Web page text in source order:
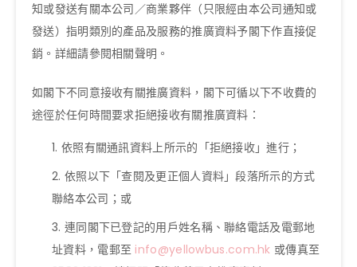
知或發送有關本公司／商業夥伴（只限經由本公司通知或
發送）指明類別的產品及服務的推廣資料予閣下作直接促
銷。詳細請參閱相關聲明。
如閣下不同意接收有關推廣資料，閣下可循以下不收費的
途徑於任何時間要求拒絕接收有關推廣資料：
依照有關通訊資料上所示的「拒絕接收」進行；
依照以下「查閱及更正個人資料」段落所示的方式
聯絡本公司；或
連同閣下已登記的用戶姓名稱、聯絡電話及電郵地
址資料，電郵至 info@yellowbus.com.hk 或傳真至